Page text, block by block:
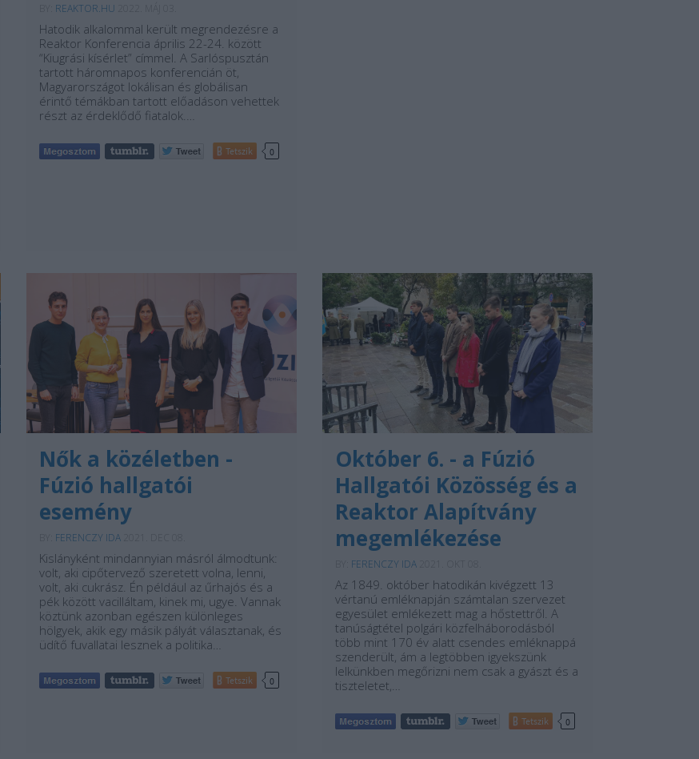
REAKTOR.HU
Hatodik alkalommal került megrendezésre a
Reaktor Konferencia április 22-24. között
“Kiugrási kísérlet” címmel. A Sarlóspusztán
tartott háromnapos konferencián öt,
Magyarországot lokálisan és globálisan
érintő témákban tartott előadáson vehettek
részt az érdeklődő fiatalok.…
Tetszik 0
Nők a közéletben -
Fúzió hallgatói
esemény
FERENCZY IDA
Kislányként mindannyian másról álmodtunk:
volt, aki cipőtervező szeretett volna, lenni,
volt, aki cukrász. Én például az űrhajós és a
pék között vacilláltam, kinek mi, ugye. Vannak
köztünk azonban egészen különleges
hölgyek, akik egy másik pályát választanak, és
üdítő fuvallatai lesznek a politika…
Tetszik 0
Október 6. - a Fúzió
Hallgatói Közösség és a
Reaktor Alapítvány
megemlékezése
FERENCZY IDA
Az 1849. október hatodikán kivégzett 13
vértanú emléknapján számtalan szervezet
egyesület emlékezett mag a hőstettről. A
tanúságtétel polgári közfelháborodásból
több mint 170 év alatt csendes emléknappá
szenderült, ám a legtöbben igyekszünk
lelkünkben megőrizni nem csak a gyászt és a
tiszteletet,…
Tetszik 0